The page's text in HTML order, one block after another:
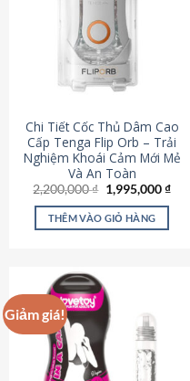
Chi Tiết Cốc Thủ Dâm Cao
Cấp Tenga Flip Orb – Trải
Nghiệm Khoái Cảm Mới Mẻ
Và An Toàn
2,200,000₫ Giá
gốc
là:
2,200,000 ₫.
1,995,000₫Giá
THÊM VÀO GIỎ HÀNG
Giảm giá!